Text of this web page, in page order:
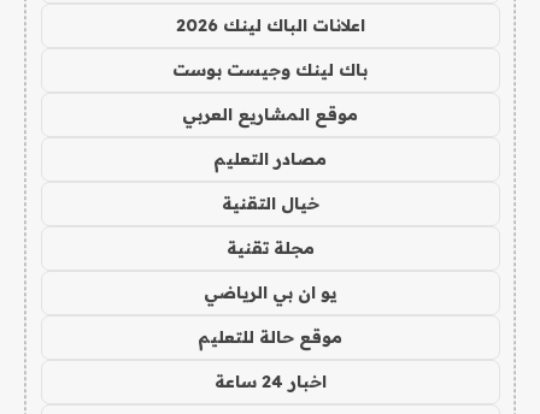
اعلانات الباك لينك 2026
باك لينك وجيست بوست
موقع المشاريع العربي
مصادر التعليم
خيال التقنية
مجلة تقنية
يو ان بي الرياضي
موقع حالة للتعليم
اخبار 24 ساعة